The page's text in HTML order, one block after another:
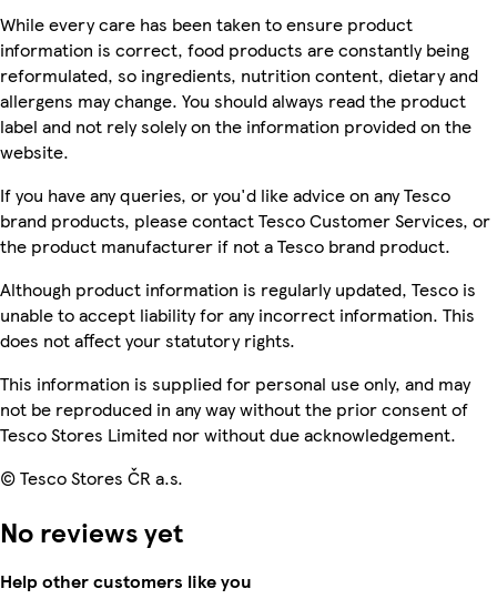
While every care has been taken to ensure product
information is correct, food products are constantly being
reformulated, so ingredients, nutrition content, dietary and
allergens may change. You should always read the product
label and not rely solely on the information provided on the
website.
If you have any queries, or you'd like advice on any Tesco
brand products, please contact Tesco Customer Services, or
the product manufacturer if not a Tesco brand product.
Although product information is regularly updated, Tesco is
unable to accept liability for any incorrect information. This
does not affect your statutory rights.
This information is supplied for personal use only, and may
not be reproduced in any way without the prior consent of
Tesco Stores Limited nor without due acknowledgement.
© Tesco Stores ČR a.s.
No reviews yet
Help other customers like you